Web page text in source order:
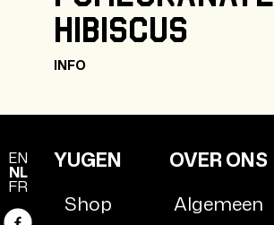
Hibiscus
INFO
EN
NL
FR
YUGEN
Shop
OVER ONS
Algemeen